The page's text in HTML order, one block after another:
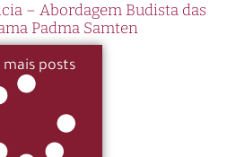
– Abordagem Budista das
Padma Samten
mais posts